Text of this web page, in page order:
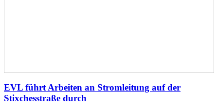
EVL führt Arbeiten an Stromleitung auf der
Stixchesstraße durch